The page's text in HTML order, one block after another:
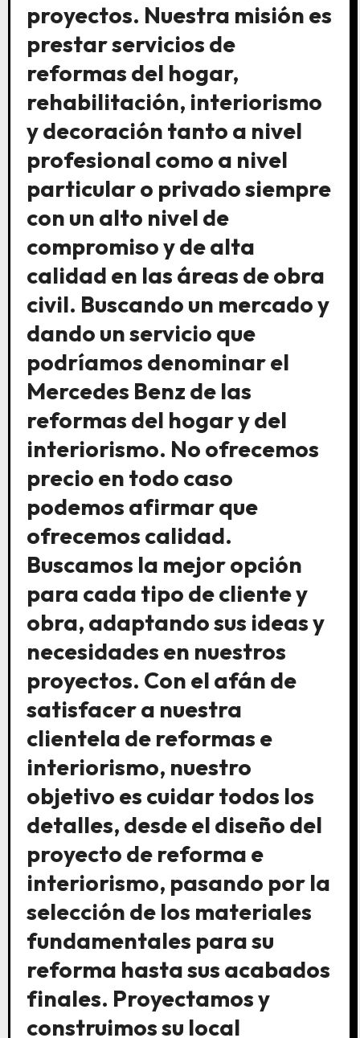
proyectos. Nuestra misión es
prestar servicios de
reformas del hogar,
rehabilitación, interiorismo
y decoración tanto a nivel
profesional como a nivel
particular o privado siempre
con un alto nivel de
compromiso y de alta
calidad en las áreas de obra
civil. Buscando un mercado y
dando un servicio que
podríamos denominar el
Mercedes Benz de las
reformas del hogar y del
interiorismo. No ofrecemos
precio en todo caso
podemos afirmar que
ofrecemos calidad.
Buscamos la mejor opción
para cada tipo de cliente y
obra, adaptando sus ideas y
necesidades en nuestros
proyectos. Con el afán de
satisfacer a nuestra
clientela de reformas e
interiorismo, nuestro
objetivo es cuidar todos los
detalles, desde el diseño del
proyecto de reforma e
interiorismo, pasando por la
selección de los materiales
fundamentales para su
reforma hasta sus acabados
finales. Proyectamos y
construimos su local